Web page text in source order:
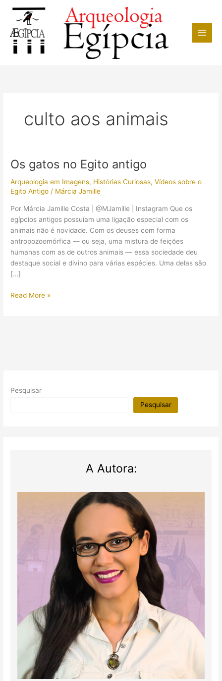
conteúdo
culto aos animais
Os gatos no Egito antigo
Arqueologia em Imagens, Histórias Curiosas,Vídeos sobre o
Egito Antigo / Márcia Jamille
Por Márcia Jamille Costa | @MJamille | Instagram Que os
egípcios antigos possuíam uma ligação especial com os
animais não é novidade. Com os deuses com forma
antropozoomórfica — ou seja, uma mistura de feições
humanas com as de outros animais — essa sociedade deu
destaque social e divino para várias espécies. Uma delas são
[…]
Os
Read More »
Pesquisar
Pesquisar
A Autora: